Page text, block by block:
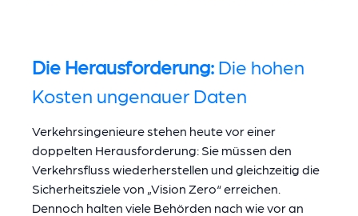
Die Herausforderung: Die hohen
Kosten ungenauer Daten
Verkehrsingenieure stehen heute vor einer
doppelten Herausforderung: Sie müssen den
Verkehrsfluss wiederherstellen und gleichzeitig die
Sicherheitsziele von „Vision Zero“ erreichen.
Dennoch halten viele Behörden nach wie vor an